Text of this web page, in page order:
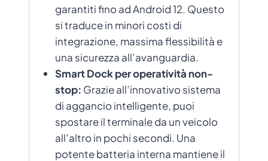
garantiti fino ad Android 12. Questo
si traduce in minori costi di
integrazione, massima flessibilità e
una sicurezza all’avanguardia.
Smart Dock per operatività non-
stop: Grazie all’innovativo sistema
di aggancio intelligente, puoi
spostare il terminale da un veicolo
all’altro in pochi secondi. Una
potente batteria interna mantiene il